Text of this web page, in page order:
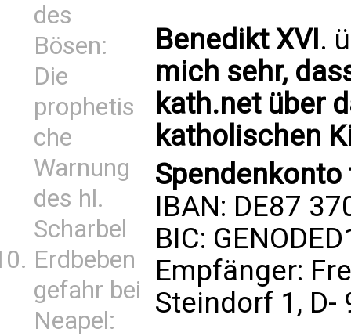
des
Bösen:
Die
prophetis
che
Warnung
des hl.
Scharbel
Erdbeben
gefahr bei
Neapel:
Benedikt XVI.
mich sehr,
kath.net über
katholischen
IBAN: DE87
BIC:
Empfänger:
Steindorf 1,